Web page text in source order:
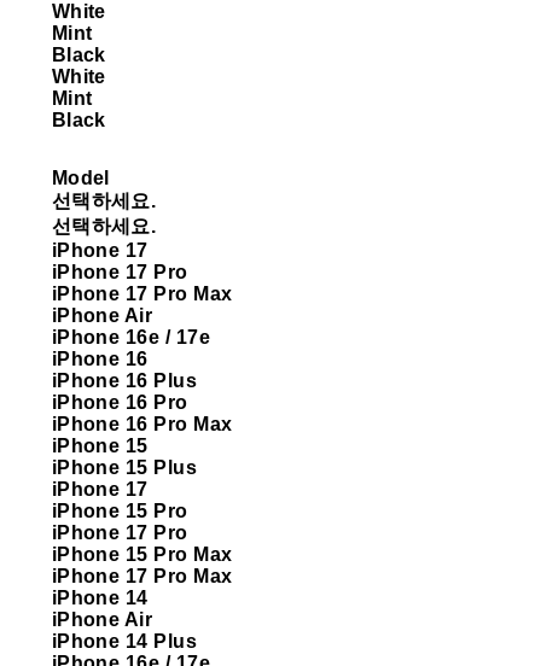
White
Mint
Black
White
Mint
Black
Model
선택하세요.
선택하세요.
iPhone 17
iPhone 17 Pro
iPhone 17 Pro Max
iPhone Air
iPhone 16e / 17e
iPhone 16
iPhone 16 Plus
iPhone 16 Pro
iPhone 16 Pro Max
iPhone 15
iPhone 15 Plus
iPhone 17
iPhone 15 Pro
iPhone 17 Pro
iPhone 15 Pro Max
iPhone 17 Pro Max
iPhone 14
iPhone Air
iPhone 14 Plus